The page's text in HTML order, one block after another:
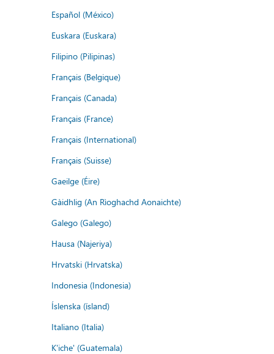
Español (México)
Euskara (Euskara)
Filipino (Pilipinas)
Français (Belgique)
Français (Canada)
Français (France)
Français (International)
Français (Suisse)
Gaeilge (Éire)
Gàidhlig (An Rìoghachd Aonaichte)
Galego (Galego)
Hausa (Najeriya)
Hrvatski (Hrvatska)
Indonesia (Indonesia)
Íslenska (ísland)
Italiano (Italia)
K'iche' (Guatemala)